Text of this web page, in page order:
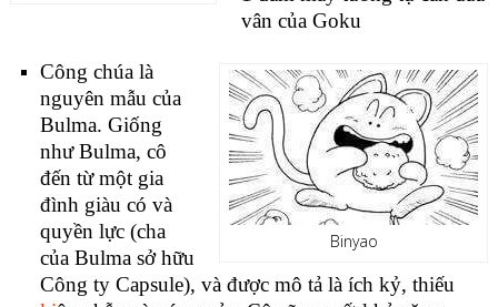
vân của Goku
Binyao
Công chúa là
nguyên mẫu của
Bulma. Giống
như Bulma, cô
đến từ một gia
đình giàu có và
quyền lực (cha
của Bulma sở hữu
Công ty Capsule), và được mô tả là ích kỷ, thiếu